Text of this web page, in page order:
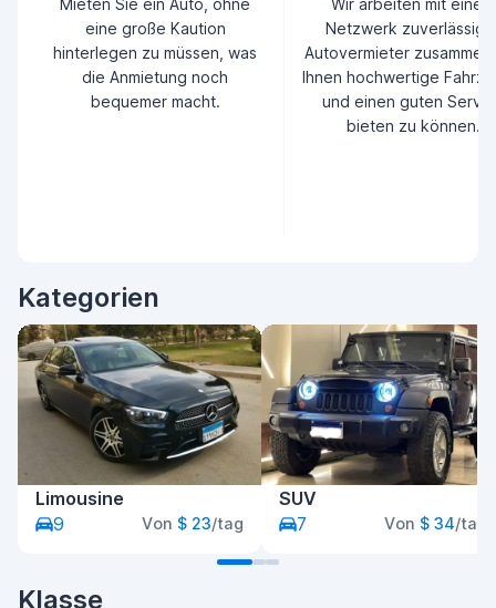
Mieten Sie ein Auto, ohne
eine große Kaution
hinterlegen zu müssen, was
die Anmietung noch
bequemer macht.
Wir arbeiten mit einem
Netzwerk
Autovermieter
Ihnen hochwertige
und einen guten
bieten zu können.
Kategorien
Limousine
9
Von $ 23/tag
SUV
7
Von $ 34/tag
Klasse